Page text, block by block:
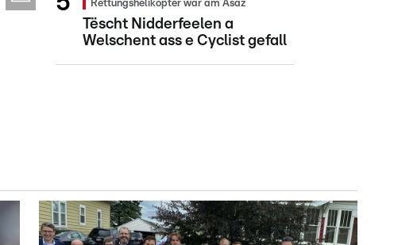
Rettungshelikopter war am Asaz
Tëscht Nidderfeelen a
Welschent ass e Cyclist gefall